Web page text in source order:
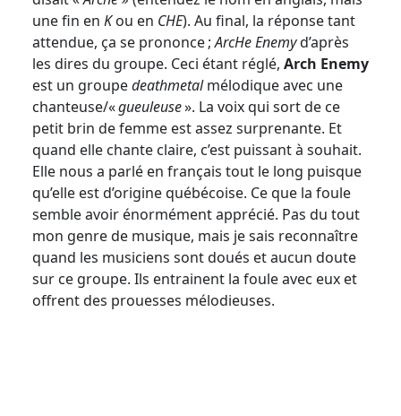
une fin en Kou en CHE). Au final, la réponse tant
attendue, ça se prononce ;ArcHe Enemyd’après
les dires du groupe. Ceci étant réglé, Arch Enemy
est un groupedeathmetalmélodique avec une
chanteuse/«gueuleuse». La voix qui sort de ce
petit brin de femme est assez surprenante. Et
quand elle chante claire, c’est puissant à souhait.
Elle nous a parlé en français tout le long puisque
qu’elle est d’origine québécoise. Ce que la foule
semble avoir énormément apprécié. Pas du tout
mon genre de musique, mais je sais reconnaître
quand les musiciens sont doués et aucun doute
sur ce groupe. Ils entrainent la foule avec eux et
offrent des prouesses mélodieuses.